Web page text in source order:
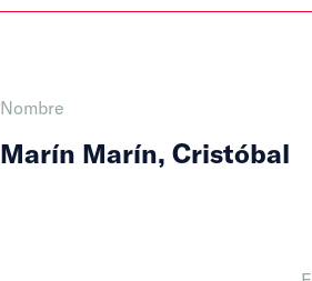
Nombre
Marín Marín, Cristóbal